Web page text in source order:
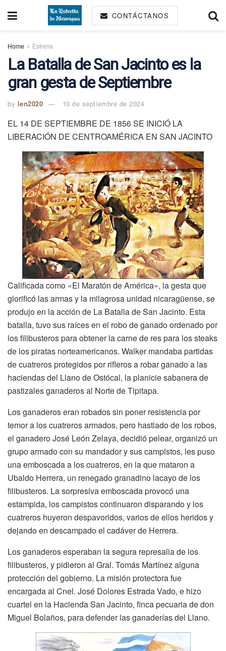
CONTÁCTANOS
Home Estrella
La Batalla de San Jacinto es la
gran gesta de Septiembre
by len2020 10 de septiembre de 2024
EL 14 DE SEPTIEMBRE DE 1856 SE INICIÓ LA
LIBERACIÓN DE CENTROAMÉRICA EN SAN JACINTO
Calificada como «El Maratón de América», la gesta que
glorificó las armas y la milagrosa unidad nicaragüense, se
produjo en la acción de La Batalla de San Jacinto. Esta
batalla, tuvo sus raíces en el robo de ganado ordenado por
los filibusteros para obtener la carne de res para los steaks
de los piratas norteamericanos. Walker mandaba partidas
de cuatreros protegidos por rifleros a robar ganado a las
haciendas del Llano de Ostócal, la planicie sabanera de
pastizales ganaderos al Norte de Tipitapa.
Los ganaderos eran robados sin poner resistencia por
temor a los cuatreros armados, pero hastiado de los robos,
el ganadero José León Zelaya, decidió pelear, organizó un
grupo armado con su mandador y sus campistos, les puso
una emboscada a los cuatreros, en la que mataron a
Ubaldo Herrera, un renegado granadino lacayo de los
filibusteros. La sorpresiva emboscada provocó una
estampida, los campistos continuaron disparando y los
cuatreros huyeron despavoridos, varios de ellos heridos y
dejando en descampado el cadáver de Herrera.
Los ganaderos esperaban la segura represalia de los
filibusteros, y pidieron al Gral. Tomás Martínez alguna
protección del gobierno. La misión protectora fue
encargada al Cnel. José Dolores Estrada Vado, e hizo
cuartel en la Hacienda San Jacinto, finca pecuaria de don
Miguel Bolaños, para defender las ganaderías del Llano.